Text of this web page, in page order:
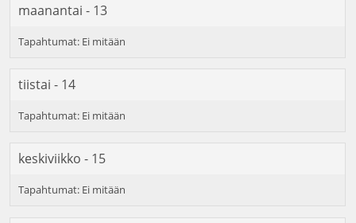
maanantai - 13
tiistai - 14
keskiviikko - 15